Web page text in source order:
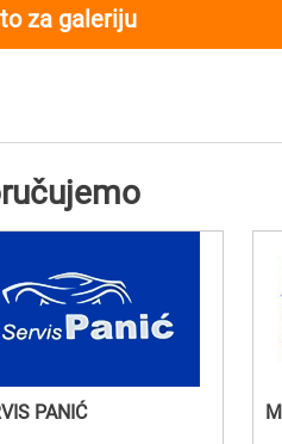
za galeriju
PANIĆ